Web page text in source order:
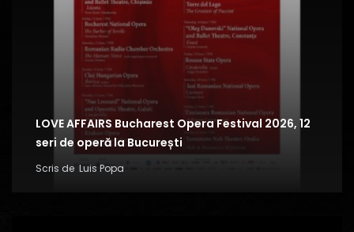
LOVE AFFAIRS Bucharest Opera Festival 2026, 12
seri de operă la București
Scris de Luis Popa